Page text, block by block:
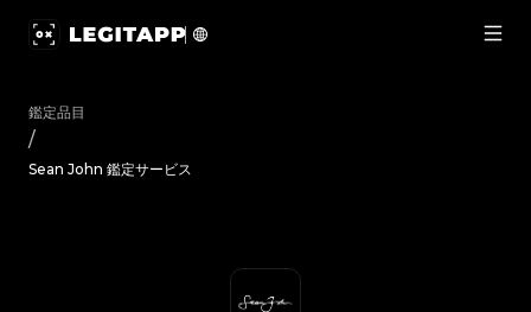
鑑定品目
/
Sean John 鑑定サービス